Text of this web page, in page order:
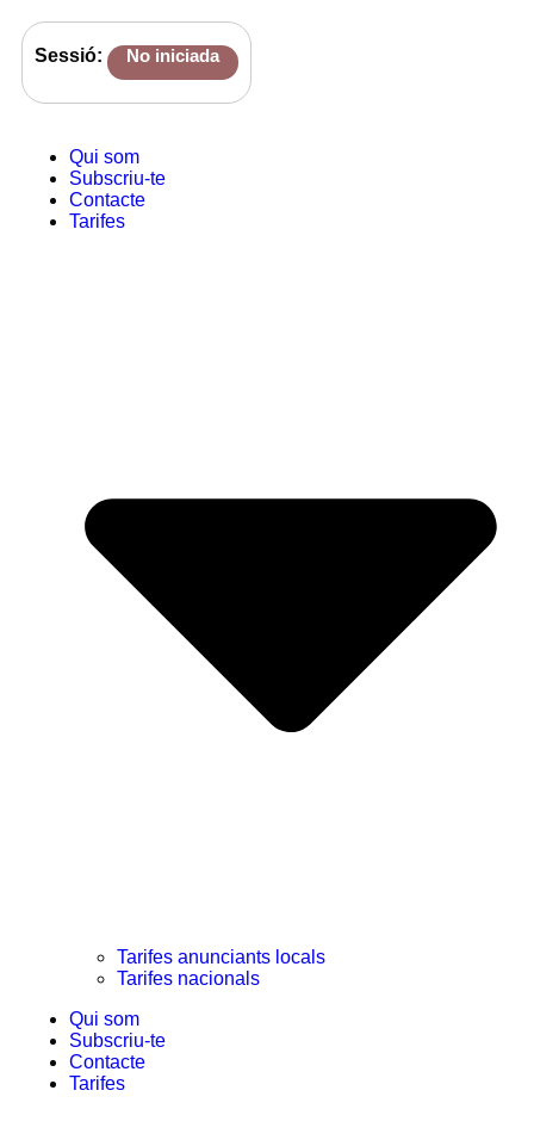
Sessió: No iniciada
Qui som
Subscriu-te
Contacte
Tarifes
Tarifes anunciants locals
Tarifes nacionals
Qui som
Subscriu-te
Contacte
Tarifes